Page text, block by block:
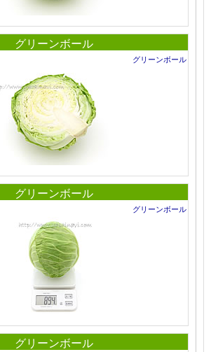
グリーンボール
グリーンボール
グリーンボール
グリーンボール
グリーンボール